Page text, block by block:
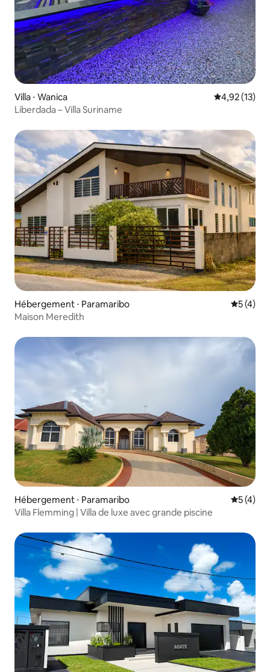
Villa ⋅ Wanica Évaluation
4,92 (13)
Liberdada – Villa Suriname
Hébergement ⋅ Paramaribo
5 (4)
Maison Meredith
Hébergement ⋅ Paramaribo
5 (4)
Villa Flemming | Villa de luxe avec grande piscine